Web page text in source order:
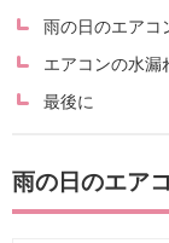
雨の日のエアコ
エアコンの水漏
最後に
雨の日のエア